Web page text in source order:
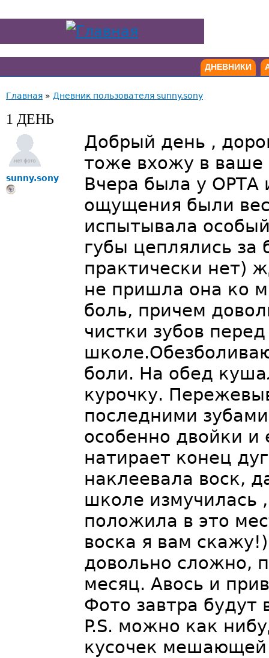
ДНЕВНИКИ
Главная » Дневник пользователя sunny.sony
1 ДЕНЬ
sunny.sony
Добрый день ,
тоже вхожу в
Вчера была у ОРТА
ощущения были
испытывала
губы цеплялись за
практически нет)
не пришла она ко
боль, причем
чистки зубов
боли. На обед
курочку.
последними
особенно двойки
натирает конец
наклеевала воск,
школе измучилась
положила в это
воска я вам
довольно сложно,
месяц. Авось и
Фото завтра
P.S. можно как
кусочек